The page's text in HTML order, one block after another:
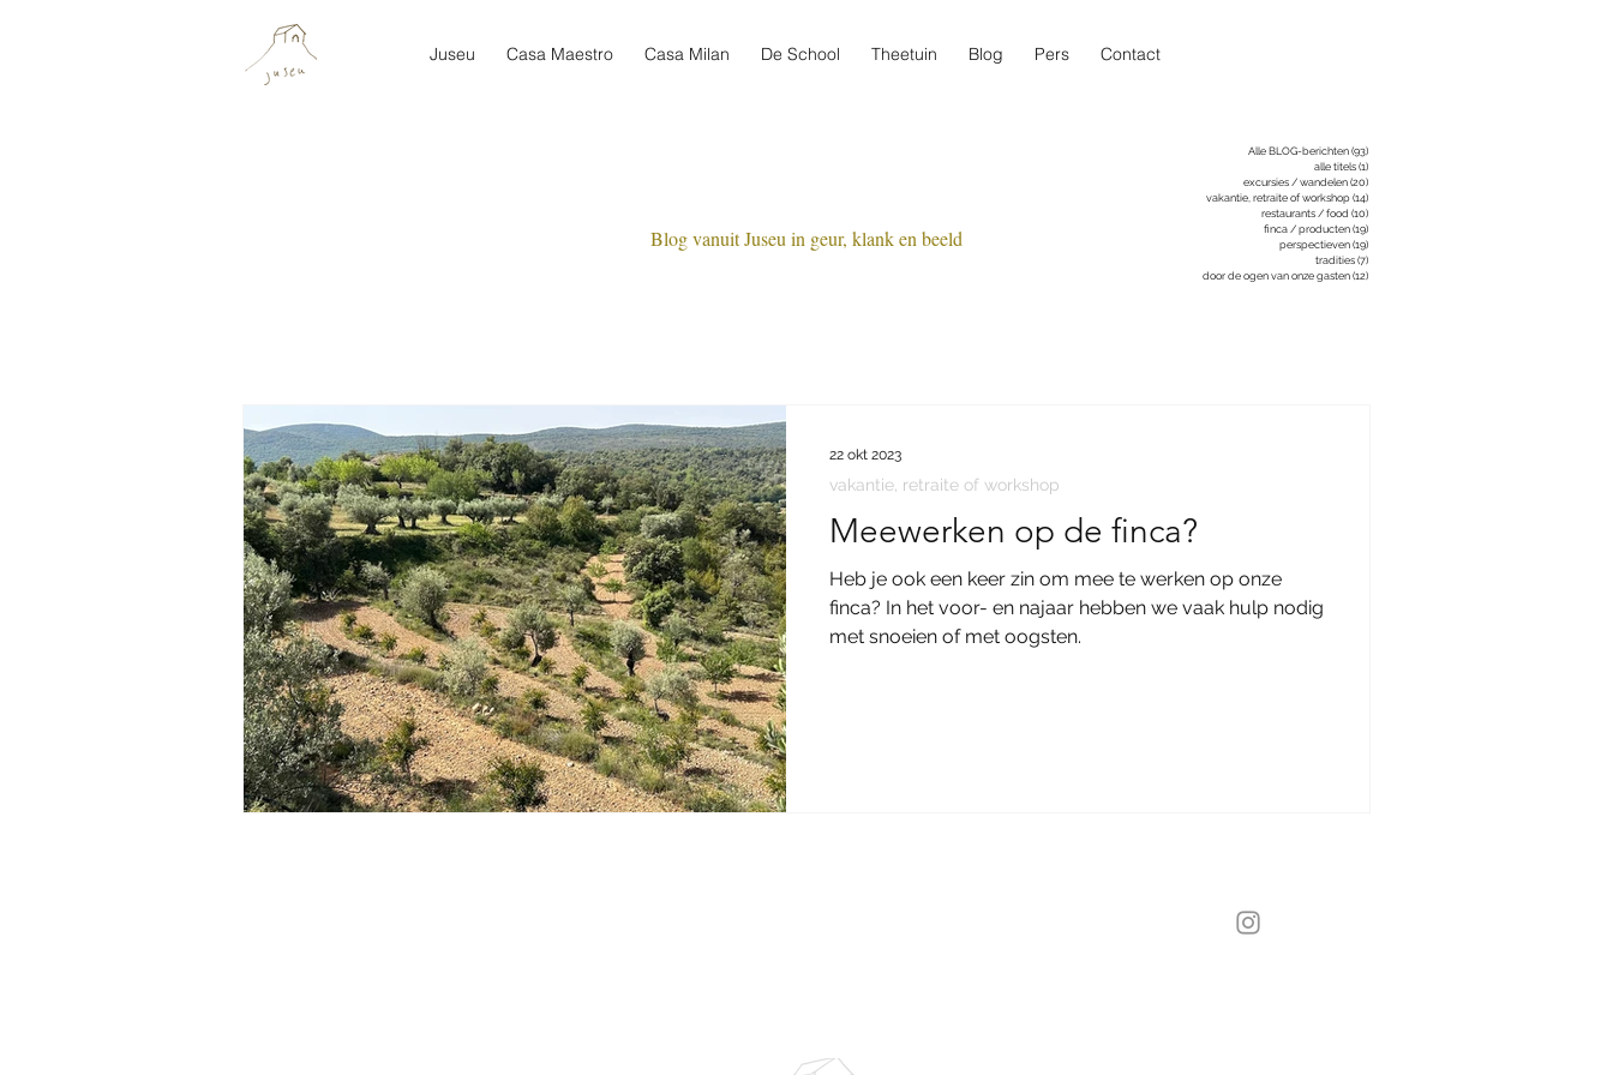
Juseu Casa Maestro Casa Milan De School Theetuin Blog Pers Contact
Blog vanuit Juseu in geur, klank en beeld
Alle BLOG-berichten (93)
alle titels (1)
excursies / wandelen (20)
vakantie, retraite of workshop (14)
restaurants / food (10)
finca / producten (19)
perspectieven (19)
tradities (7)
door de ogen van onze gasten (12)
Meewerken op de finca?
Heb je ook een keer zin om mee te werken op onze
finca? In het voor- en najaar hebben we vaak hulp nodig
met snoeien of met oogsten.
vakantie, retraite of workshop
22 okt 2023